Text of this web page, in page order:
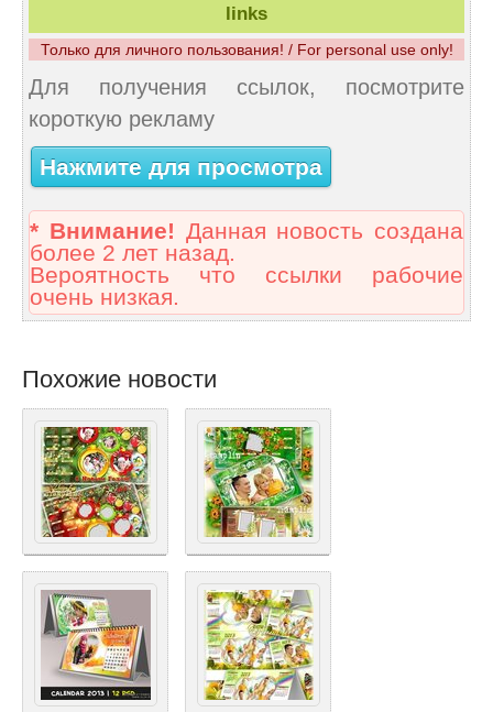
links
Только для личного пользования! / For personal use only!
Для получения ссылок, посмотрите
короткую рекламу
Нажмите для просмотра
* Внимание! Данная новость создана
более 2 лет назад.
Вероятность что ссылки рабочие
очень низкая.
Похожие новости